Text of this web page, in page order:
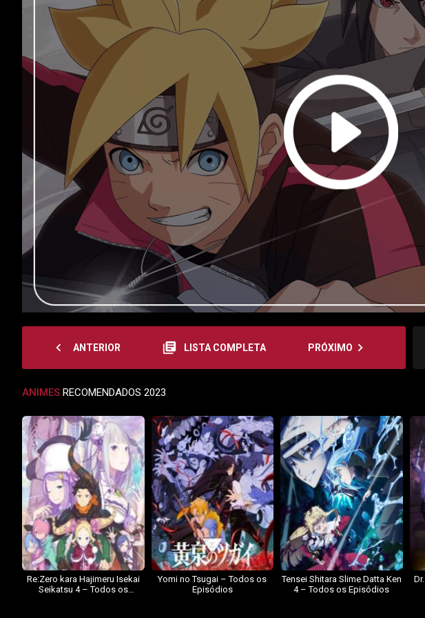
navigate_before ANTERIOR library_books LISTA COMPLETA PRÓXIMO navigate_next
ANIMES RECOMENDADOS 2023
Re:Zero kara Hajimeru Isekai
Seikatsu 4 – Todos os
Yomi no Tsugai – Todos os
Episódios
Tensei Shitara Slime Datta Ken
4 – Todos os Episódios